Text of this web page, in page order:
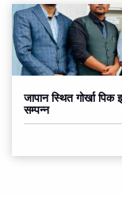
जापान स्थित गोर्खा
सम्पन्न